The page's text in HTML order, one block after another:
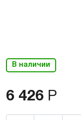
В наличии
6 426 Р